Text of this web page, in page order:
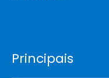
Principais